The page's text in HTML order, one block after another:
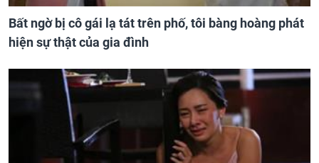
Bất ngờ bị cô gái lạ tát trên phố, tôi bàng hoàng phát
hiện sự thật của gia đình